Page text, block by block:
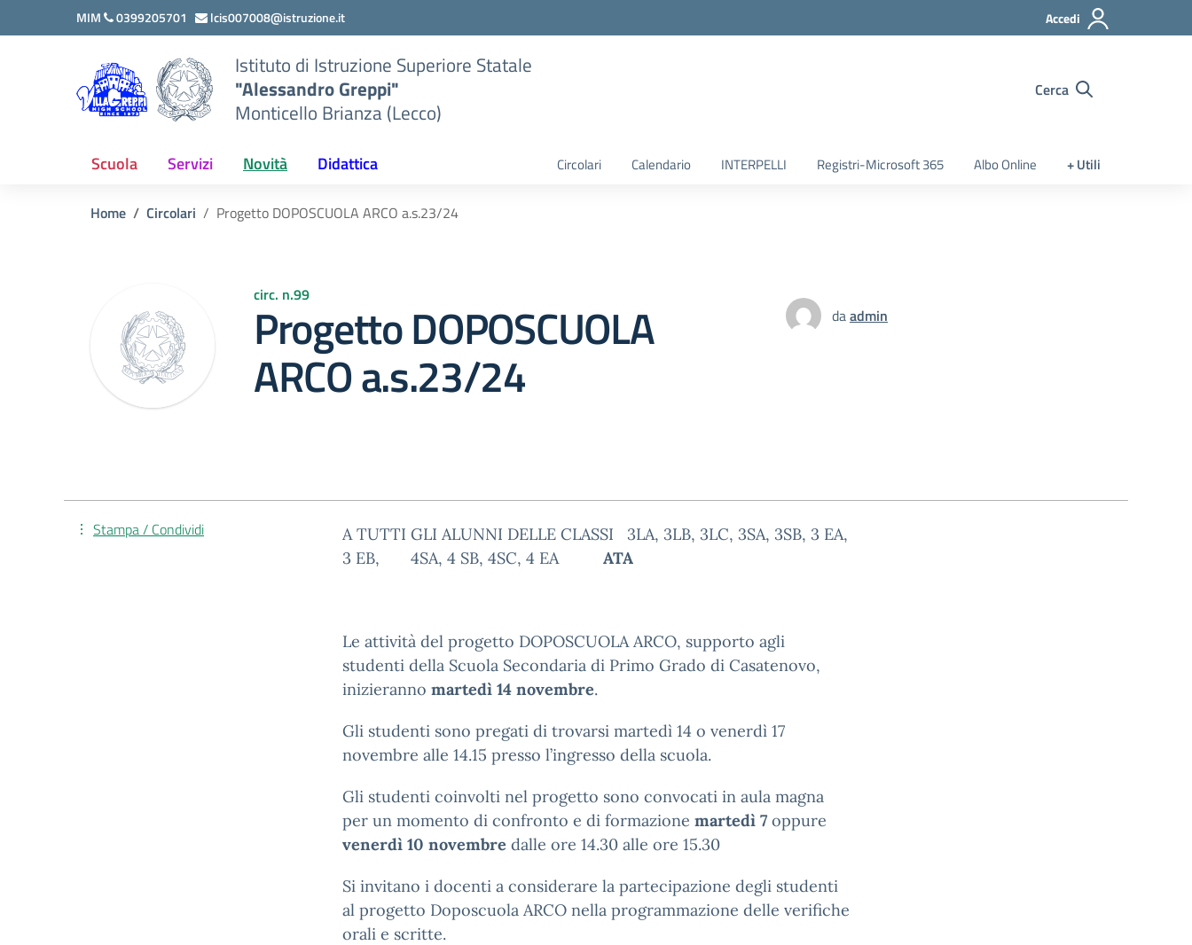
Vai ai contenuti
Vai al menu di navigazione
MIM 0399205701 lcis007008@istruzione.it Accedi
Istituto di Istruzione Superiore Statale
"Alessandro Greppi"
Monticello Brianza (Lecco)
Cerca
Scuola Servizi Novità Didattica Circolari Calendario INTERPELLI Registri-Microsoft 365 Albo Online + Utili
Home Circolari Progetto DOPOSCUOLA ARCO a.s.23/24
circ. n.99
Progetto DOPOSCUOLA
ARCO a.s.23/24
daadmin
A TUTTI GLI ALUNNI DELLE CLASSI 3LA, 3LB, 3LC, 3SA, 3SB, 3 EA,
3 EB, 4SA, 4 SB, 4SC, 4 EA
ATA
Le attività del progetto DOPOSCUOLA ARCO, supporto agli
studenti della Scuola Secondaria di Primo Grado di Casatenovo,
inizieranno martedì 14 novembre.
Gli studenti sono pregati di trovarsi martedì 14 o venerdì 17
novembre alle 14.15 presso l’ingresso della scuola.
Gli studenti coinvolti nel progetto sono convocati in aula magna
per un momento di confronto e di formazione martedì 7 oppure
venerdì 10 novembre dalle ore 14.30 alle ore 15.30
Si invitano i docenti a considerare la partecipazione degli studenti
al progetto Doposcuola ARCO nella programmazione delle verifiche
orali e scritte.
Stampa / Condividi